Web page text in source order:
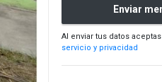
Enviar
Al enviar tus datos
servicio y privacidad